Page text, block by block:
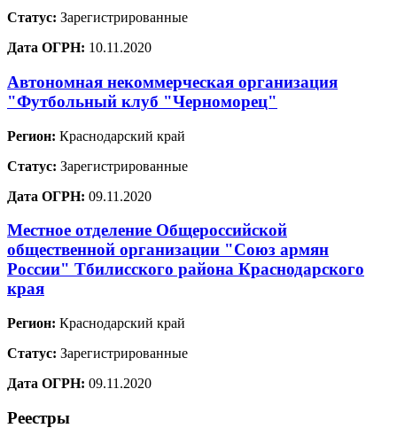
Статус: Зарегистрированные
Дата ОГРН: 10.11.2020
Автономная некоммерческая организация
"Футбольный клуб "Черноморец"
Регион: Краснодарский край
Статус: Зарегистрированные
Дата ОГРН: 09.11.2020
Местное отделение Общероссийской
общественной организации "Союз армян
России" Тбилисского района Краснодарского
края
Регион: Краснодарский край
Статус: Зарегистрированные
Дата ОГРН: 09.11.2020
Реестры